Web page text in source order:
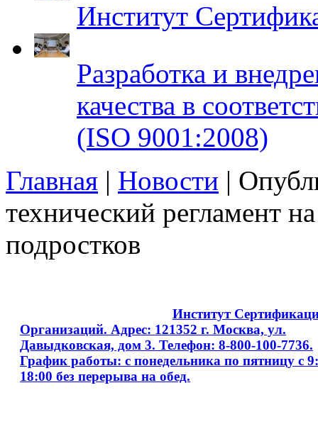
Институт
Разработка и
качества в
(ISO 9001:2008)
Главная | Новости |
технический регламент
подростков
Институт
Организаций. Адрес: 121352 г. Москва, ул.
Давыдковская, дом 3. Телефон: 8-800-100-7736.
График работы: с понедельника по пятницу с
18:00 без перерыва на обед.